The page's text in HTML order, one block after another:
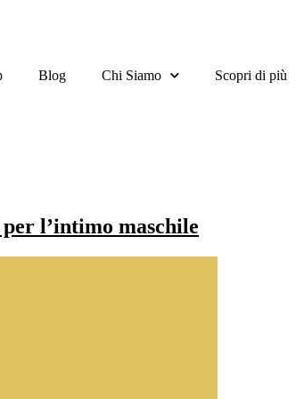
Blog Chi Siamo Scopri di più
l’intimo maschile